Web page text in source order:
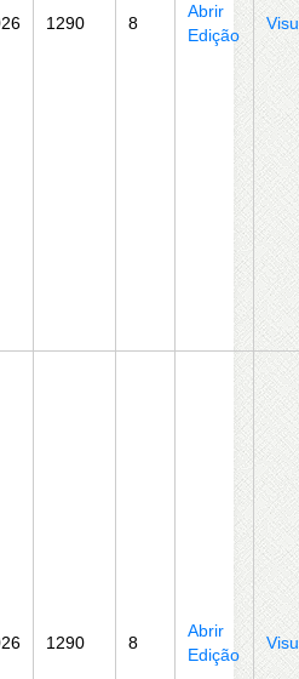
1290 8
Abrir
Edição
1290 8
Abrir
Edição